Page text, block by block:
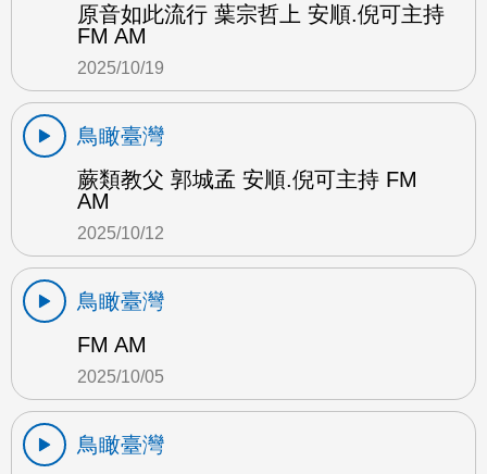
原音如此流行 葉宗哲上 安順.倪可主持
FM AM
2025/10/19
鳥瞰臺灣
蕨類教父 郭城孟 安順.倪可主持 FM
AM
2025/10/12
鳥瞰臺灣
FM AM
2025/10/05
鳥瞰臺灣